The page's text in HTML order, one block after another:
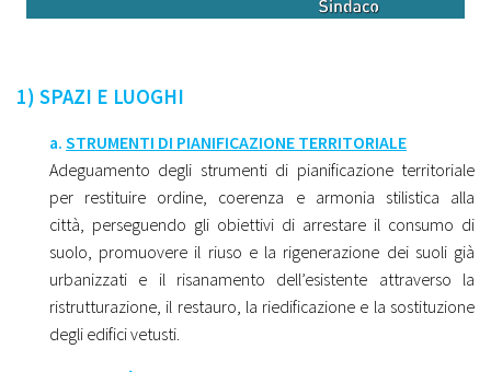
1) SPAZI E LUOGHI
a. STRUMENTI DI PIANIFICAZIONE TERRITORIALE
Adeguamento degli strumenti di pianificazione territoriale
per restituire ordine, coerenza e armonia stilistica alla
città, perseguendo gli obiettivi di arrestare il consumo di
suolo, promuovere il riuso e la rigenerazione dei suoli già
urbanizzati e il risanamento dell’esistente attraverso la
ristrutturazione, il restauro, la riedificazione e la sostituzione
degli edifici vetusti.